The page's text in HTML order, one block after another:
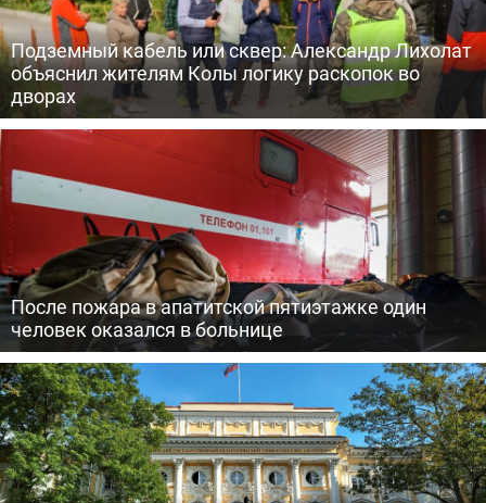
Подземный кабель или сквер: Александр Лихолат
объяснил жителям Колы логику раскопок во
дворах
После пожара в апатитской пятиэтажке один
человек оказался в больнице